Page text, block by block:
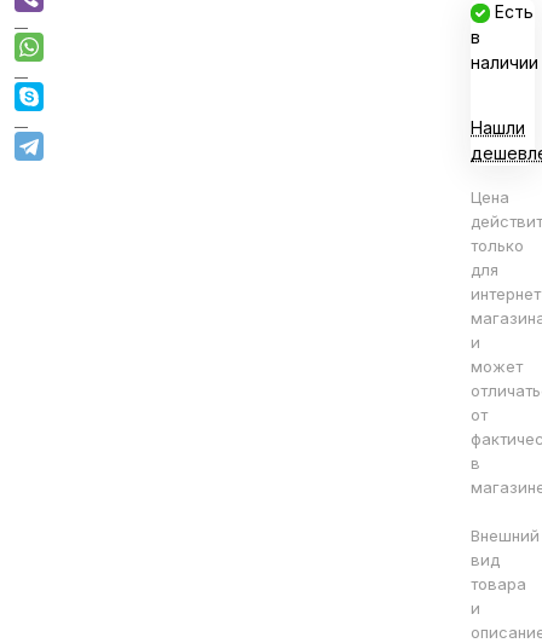
Есть
в
наличии
Нашли
Цена
только
для
и
может
от
в
Внешний
вид
товара
и